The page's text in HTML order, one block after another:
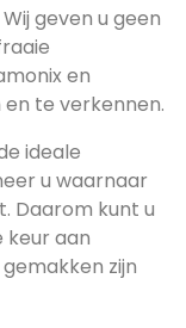
geven u geen
en
te verkennen.
ideale
u waarnaar
Daarom kunt u
keur aan
zijn